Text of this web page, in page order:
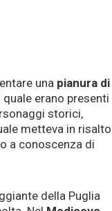
una pianura di
erano presenti
storici,
metteva in risalto
a conoscenza di
della Puglia